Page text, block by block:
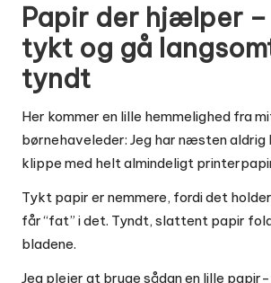
Papir der hjælper
tykt og gå
tyndt
Her kommer en lille hemmelighed fra
børnehaveleder: Jeg har næsten
klippe med helt almindeligt
Tykt papir er nemmere, fordi det
får “fat” i det. Tyndt, slattent papir
bladene.
Jeg plejer at bruge sådan en lille